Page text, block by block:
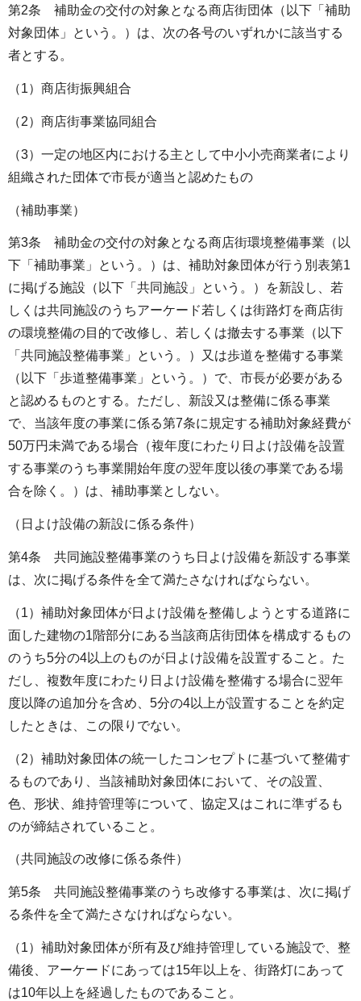
第2条 補助金の交付の対象となる商店街団体（以下「補助
対象団体」という。）は、次の各号のいずれかに該当する
者とする。
（1）商店街振興組合
（2）商店街事業協同組合
（3）一定の地区内における主として中小小売商業者により
組織された団体で市長が適当と認めたもの
（補助事業）
第3条 補助金の交付の対象となる商店街環境整備事業（以
下「補助事業」という。）は、補助対象団体が行う別表第1
に掲げる施設（以下「共同施設」という。）を新設し、若
しくは共同施設のうちアーケード若しくは街路灯を商店街
の環境整備の目的で改修し、若しくは撤去する事業（以下
「共同施設整備事業」という。）又は歩道を整備する事業
（以下「歩道整備事業」という。）で、市長が必要がある
と認めるものとする。ただし、新設又は整備に係る事業
で、当該年度の事業に係る第7条に規定する補助対象経費が
50万円未満である場合（複年度にわたり日よけ設備を設置
する事業のうち事業開始年度の翌年度以後の事業である場
合を除く。）は、補助事業としない。
（日よけ設備の新設に係る条件）
第4条 共同施設整備事業のうち日よけ設備を新設する事業
は、次に掲げる条件を全て満たさなければならない。
（1）補助対象団体が日よけ設備を整備しようとする道路に
面した建物の1階部分にある当該商店街団体を構成するもの
のうち5分の4以上のものが日よけ設備を設置すること。た
だし、複数年度にわたり日よけ設備を整備する場合に翌年
度以降の追加分を含め、5分の4以上が設置することを約定
したときは、この限りでない。
（2）補助対象団体の統一したコンセプトに基づいて整備す
るものであり、当該補助対象団体において、その設置、
色、形状、維持管理等について、協定又はこれに準ずるも
のが締結されていること。
（共同施設の改修に係る条件）
第5条 共同施設整備事業のうち改修する事業は、次に掲げ
る条件を全て満たさなければならない。
（1）補助対象団体が所有及び維持管理している施設で、整
備後、アーケードにあっては15年以上を、街路灯にあって
は10年以上を経過したものであること。